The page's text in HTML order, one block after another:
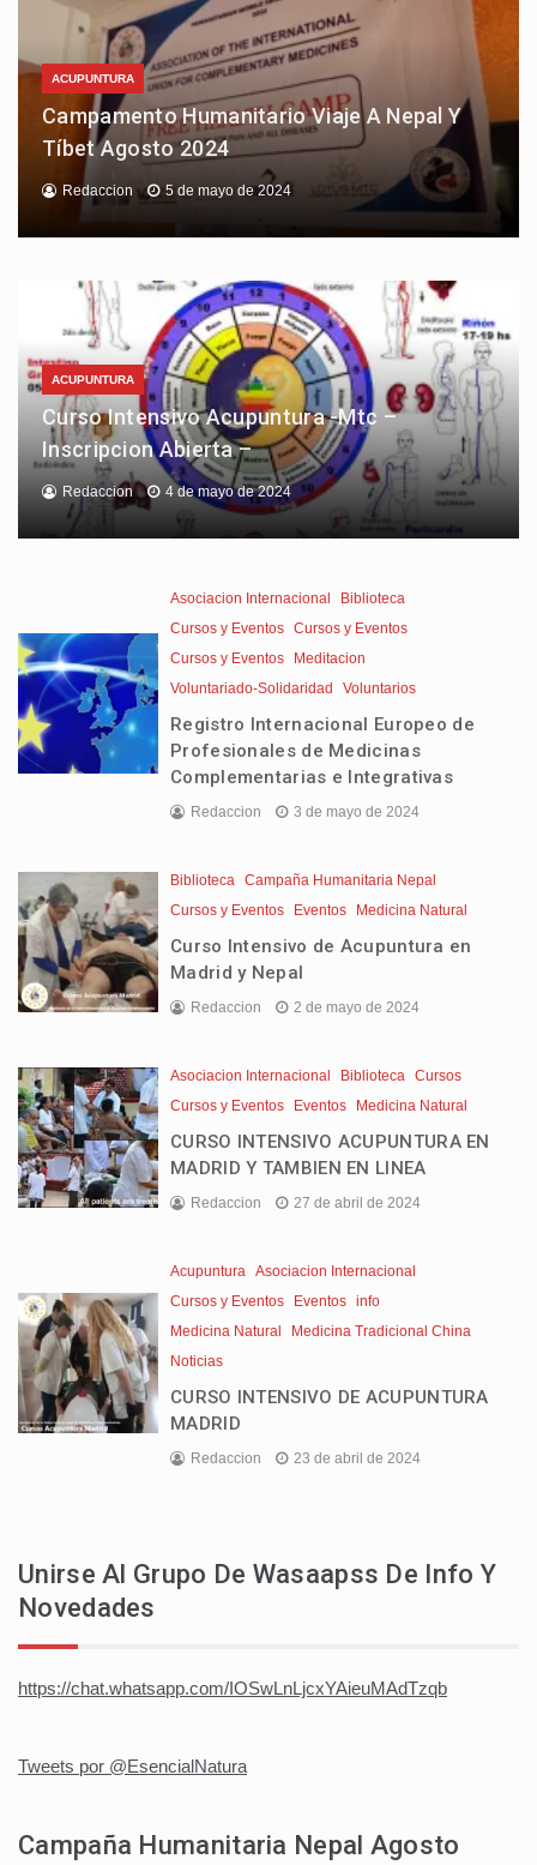
ACUPUNTURA
Campamento Humanitario Viaje A Nepal Y
Tíbet Agosto 2024
Redaccion 5 de mayo de 2024
ACUPUNTURA
Curso Intensivo Acupuntura -Mtc –
Inscripcion Abierta –
Redaccion 4 de mayo de 2024
Asociacion Internacional
Biblioteca
Cursos y Eventos Cursos y Eventos
Cursos y Eventos
Meditacion
Voluntariado-Solidaridad
Voluntarios
Registro Internacional Europeo de
Profesionales de Medicinas
Complementarias e Integrativas
Redaccion 3 de mayo de 2024
Biblioteca Campaña Humanitaria Nepal
Cursos y Eventos
Eventos Medicina Natural
Curso Intensivo de Acupuntura en
Madrid y Nepal
Redaccion 2 de mayo de 2024
Asociacion Internacional Biblioteca Cursos
Cursos y Eventos
Eventos Medicina Natural
CURSO INTENSIVO ACUPUNTURA EN
MADRID Y TAMBIEN EN LINEA
Redaccion 27 de abril de 2024
Acupuntura Asociacion Internacional
Cursos y Eventos
Eventos info
Medicina Natural
Medicina Tradicional China
Noticias
CURSO INTENSIVO DE ACUPUNTURA
MADRID
Redaccion 23 de abril de 2024
Unirse Al Grupo De Wasaapss De Info Y
Novedades
https://chat.whatsapp.com/IOSwLnLjcxYAieuMAdTzqb
Tweets por @EsencialNatura
Campaña Humanitaria Nepal Agosto